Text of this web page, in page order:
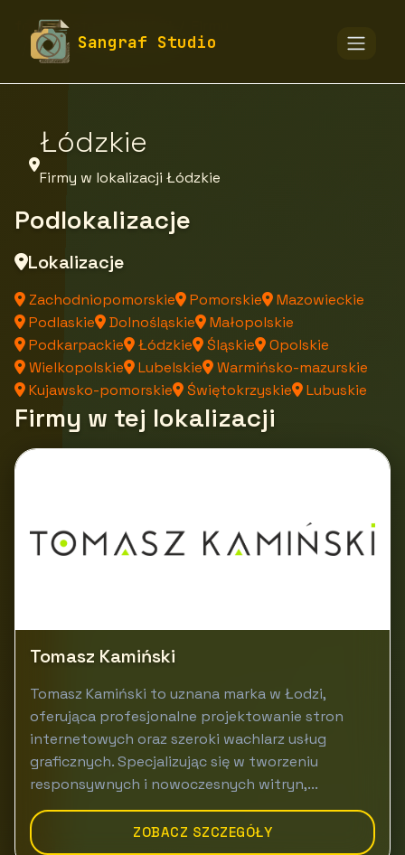
Sangraf Studio
fototapety-sangraf.pl
Firmy z województwa
Łódzkie
Firmy w lokalizacji Łódzkie
Podlokalizacje
Lokalizacje
Zachodniopomorskie Pomorskie
Mazowieckie
Podlaskie
Dolnośląskie
Małopolskie
Podkarpackie
Łódzkie Śląskie
Opolskie
Wielkopolskie
Lubelskie
Warmińsko-mazurskie
Kujawsko-pomorskie
Świętokrzyskie Lubuskie
Firmy w tej lokalizacji
Tomasz Kamiński
Tomasz Kamiński to uznana marka w Łodzi,
oferująca profesjonalne projektowanie stron
internetowych oraz szeroki wachlarz usług
graficznych. Specjalizując się w tworzeniu
responsywnych i nowoczesnych witryn,...
ZOBACZ SZCZEGÓŁY